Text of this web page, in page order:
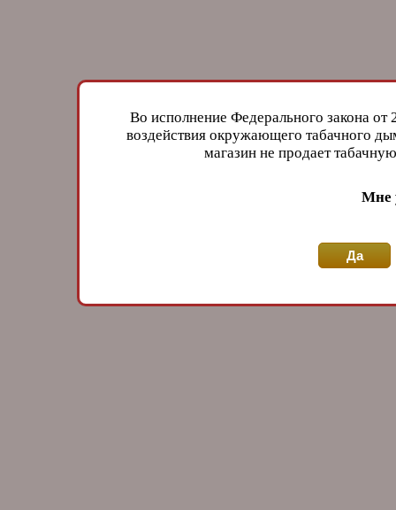
Во исполнение Федерального закона
воздействия окружающего табачного
магазин не продает
Мне
Да